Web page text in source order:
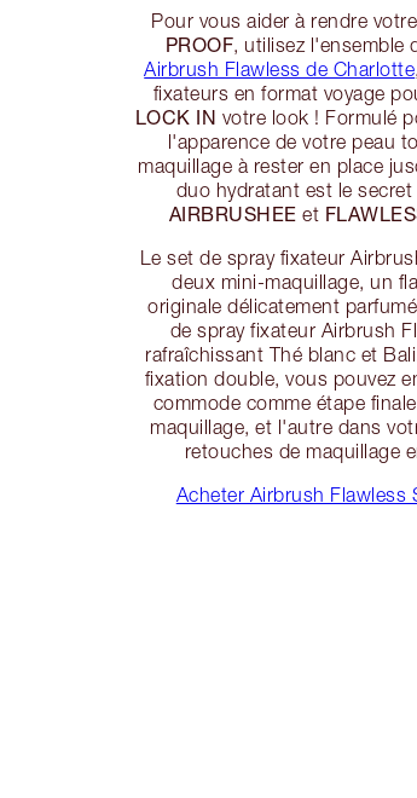
Pour vous aider à rendre
PROOF, utilisez l'ensemble
Airbrush Flawless de Charlotte
fixateurs en format voyage
LOCK IN votre look ! Formulé
l'apparence de votre peau
maquillage à rester en place
duo hydratant est le
AIRBRUSHEE et
Le set de spray fixateur
deux mini-maquillage, un
originale délicatement
de spray fixateur Airbrush
rafraîchissant Thé blanc et
fixation double, vous pouvez
commode comme étape
maquillage, et l'autre dans
retouches de maquillage
Acheter Airbrush Flawless